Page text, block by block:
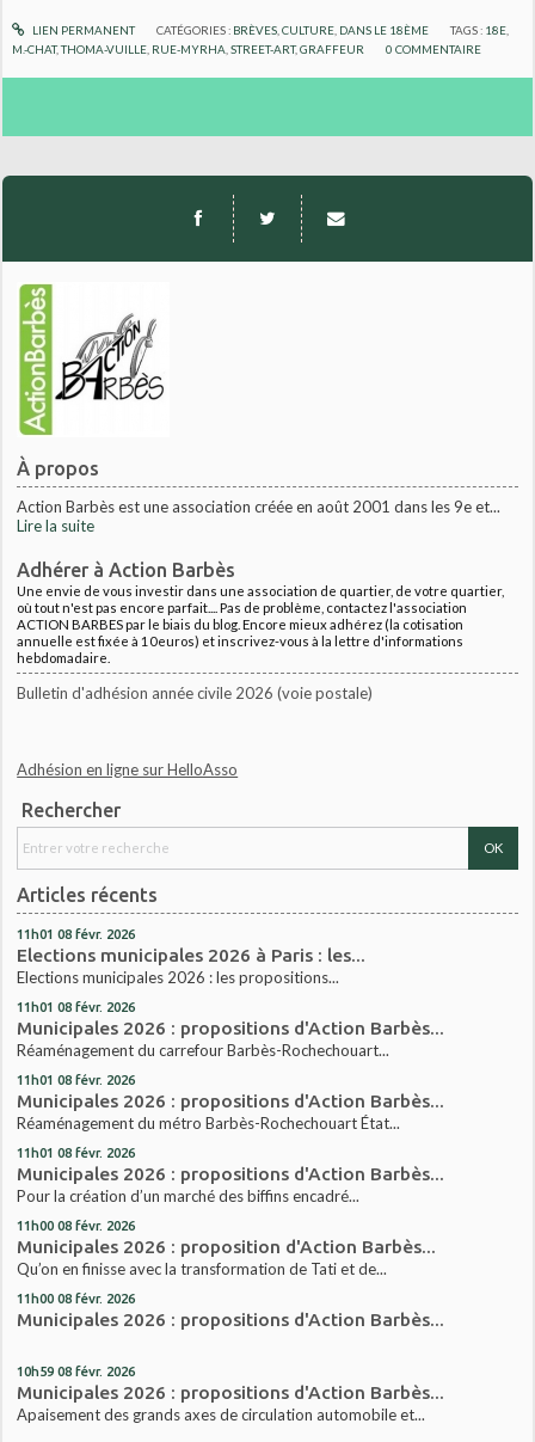
À propos
Action Barbès est une association créée en août 2001 dans les 9e et...
Lire la suite
Adhérer à Action Barbès
Une envie de vous investir dans une association de quartier, de votre quartier,
où tout n'est pas encore parfait.... Pas de problème, contactez l'association
ACTION BARBES par le biais du blog. Encore mieux adhérez (la cotisation
annuelle est fixée à 10euros) et inscrivez-vous à la lettre d'informations
hebdomadaire.
Bulletin d'adhésion année civile 2026 (voie postale)
Adhésion en ligne sur HelloAsso
Rechercher
Articles récents
11h01 08 févr. 2026
Elections municipales 2026 à Paris : les...
Elections municipales 2026 : les propositions...
11h01 08 févr. 2026
Municipales 2026 : propositions d'Action Barbès...
Réaménagement du carrefour Barbès-Rochechouart...
11h01 08 févr. 2026
Municipales 2026 : propositions d'Action Barbès...
Réaménagement du métro Barbès-Rochechouart État...
11h01 08 févr. 2026
Municipales 2026 : propositions d'Action Barbès...
Pour la création d’un marché des biffins encadré...
11h00 08 févr. 2026
Municipales 2026 : proposition d'Action Barbès...
Qu’on en finisse avec la transformation de Tati et de...
11h00 08 févr. 2026
Municipales 2026 : propositions d'Action Barbès...
10h59 08 févr. 2026
Municipales 2026 : propositions d'Action Barbès...
Apaisement des grands axes de circulation automobile et...
LIEN PERMANENT CATÉGORIES : BRÈVES, CULTURE, DANS LE 18ÈME TAGS : 18E
M.-CHAT,THOMA-VUILLE RUE-MYRHA ,STREET-ART,GRAFFEUR 0 COMMENTAIRE